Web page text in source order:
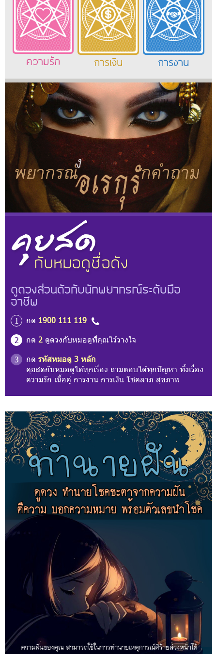
ความรัก การเงิน การงาน
ดูดวงส่วนตัวกับนักพยากรณ์ระดับมือ
อาชีพ
1 กด 1900 111 119
2
กด 2 ดูดวงกับหมอดูที่คุณไว้วางใจ
3
กด รหัสหมอดู 3 หลัก
คุยสดกับหมอดูได้ทุกเรื่อง ถามตอบได้ทุกปัญหา ทั้งเรื่อง
ความรัก เนื้อคู่ การงาน การเงิน โชคลาภ สุขภาพ